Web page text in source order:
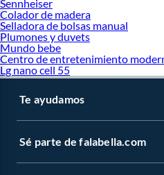
Sennheiser
Colador de madera
Selladora de bolsas manual
Plumones y duvets
Mundo bebe
Centro de entretenimiento
Lg nano cell 55
Te ayudamos
Sé parte de falabella.com